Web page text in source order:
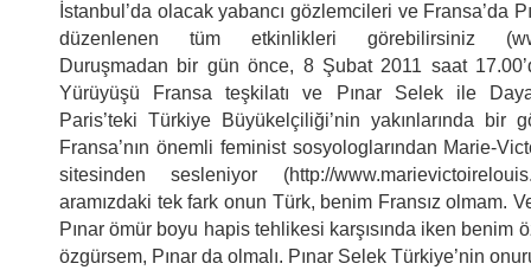
İstanbul’da olacak yabancı gözlemcileri ve Fransa’da
düzenlenen tüm etkinlikleri görebilirsiniz
Duruşmadan bir gün önce, 8 Şubat 2011 saat
Yürüyüşü Fransa teşkilatı ve Pınar Selek ile
Paris’teki Türkiye Büyükelçiliği’nin yakınlarında bir
Fransa’nın önemli feminist sosyologlarından Marie-
sitesinden sesleniyor (http://
aramızdaki tek fark onun Türk, benim Fransız olmam.
Pınar ömür boyu hapis tehlikesi karşısında iken benim
özgürsem, Pınar da olmalı. Pınar Selek Türkiye’nin